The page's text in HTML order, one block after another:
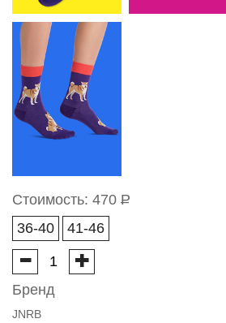
Стоимость: 470 Р
36-40
41-46
Бренд
JNRB